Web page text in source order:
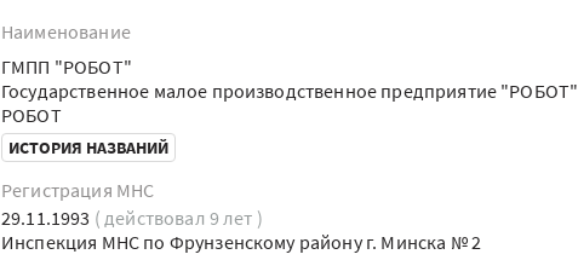
Наименование
ГМПП "РОБОТ"
Государственное малое производственное предприятие "РОБОТ"
РОБОТ
ИСТОРИЯ НАЗВАНИЙ
Регистрация МНС
29.11.1993 ( действовал 9 лет )
Инспекция МНС по Фрунзенскому району г. Минска № 2